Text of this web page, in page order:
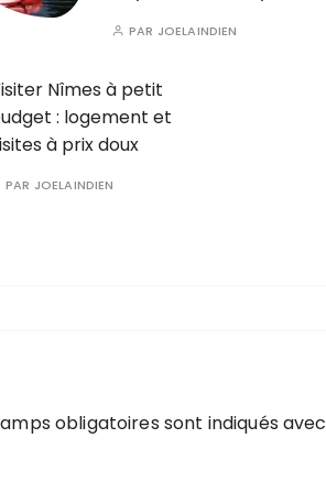
PAR JOELAINDIEN
Nîmes à petit
: logement et
à prix doux
PAR JOELAINDIEN
obligatoires sont indiqués avec